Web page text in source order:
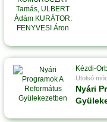
Kézdi-
Utolsó
Nyári